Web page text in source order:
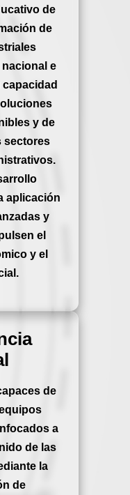
de
de
e
y de
sectores
aplicación
y
el
y el
de
a
de las
la
de